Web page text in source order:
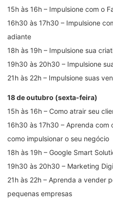
15h às 16h – Impulsione com o
16h30 às 17h30 – Impulsione
adiante
18h às 19h – Impulsione sua
19h30 às 20h30 – Impulsione
21h às 22h – Impulsione suas
18 de outubro (sexta-feira)
15h às 16h – Como atrair seu
16h30 às 17h30 – Aprenda com
como impulsionar o seu negócio
18h às 19h – Google Smart
19h30 às 20h30 – Marketing
21h às 22h – Aprenda a vender
pequenas empresas